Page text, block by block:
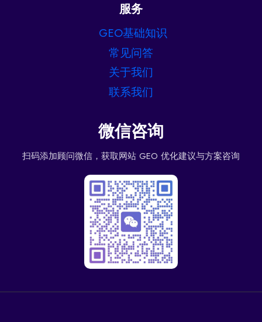
服务
GEO基础知识
常见问答
关于我们
联系我们
微信咨询
扫码添加顾问微信，获取网站 GEO 优化建议与方案咨询